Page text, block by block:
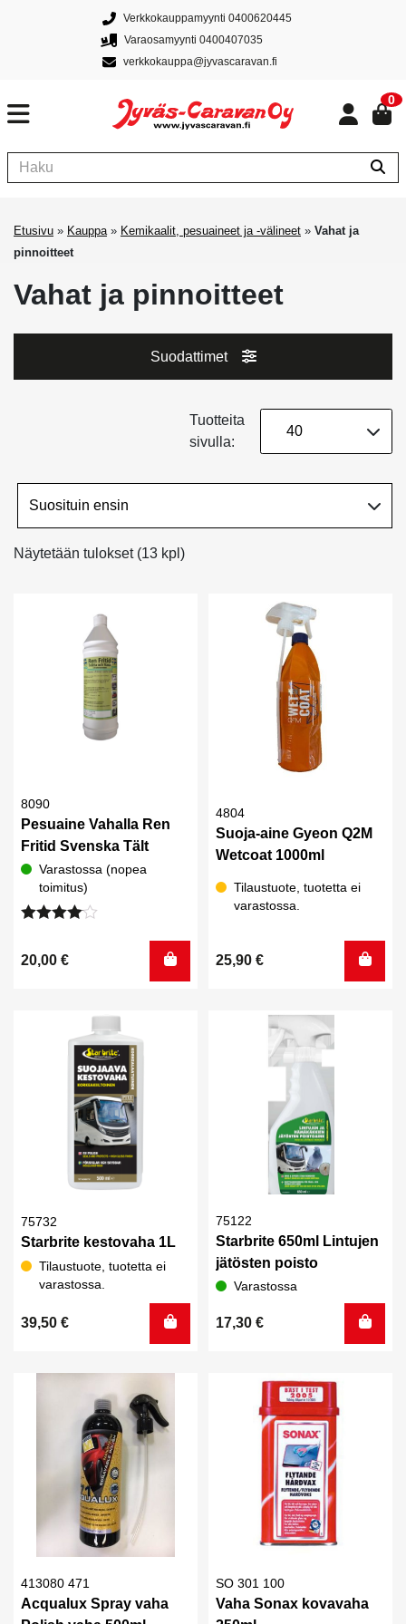
Verkkokauppamyynti 0400620445
Varaosamyynti 0400407035
verkkokauppa@jyvascaravan.fi
0
Etusivu » Kauppa» Kemikaalit, pesuaineet ja -välineet » Vahat ja
pinnoitteet
Vahat ja pinnoitteet
Suodattimet
Näytetään tulokset (13 kpl)
Tuotteita
sivulla:
8090
Pesuaine Vahalla Ren
Fritid Svenska Tält
Varastossa (nopea
toimitus)
4.00/ 5
20,00 €
4804
Suoja-aine Gyeon Q2M
Wetcoat 1000ml
Tilaustuote, tuotetta ei
varastossa.
25,90 €
75732
Starbrite kestovaha 1L
Tilaustuote, tuotetta ei
varastossa.
39,50 €
75122
Starbrite 650ml Lintujen
jätösten poisto
Varastossa
17,30 €
413080 471
Acqualux Spray vaha
SO 301 100
Vaha Sonax kovavaha